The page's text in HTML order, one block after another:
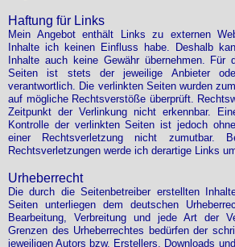
Haftung für Links
Mein Angebot enthält Links zu externen
Inhalte ich keinen Einfluss habe. Deshalb
Inhalte auch keine Gewähr übernehmen. Für
Seiten ist stets der jeweilige Anbieter
verantwortlich. Die verlinkten Seiten wurden
auf mögliche Rechtsverstöße überprüft.
Zeitpunkt der Verlinkung nicht erkennbar.
Kontrolle der verlinkten Seiten ist jedoch
einer Rechtsverletzung nicht zumutbar.
Rechtsverletzungen werde ich derartige Links
Urheberrecht
Die durch die Seitenbetreiber erstellten
Seiten unterliegen dem deutschen
Bearbeitung, Verbreitung und jede Art der
Grenzen des Urheberrechtes bedürfen der
jeweiligen Autors bzw. Erstellers. Downloads